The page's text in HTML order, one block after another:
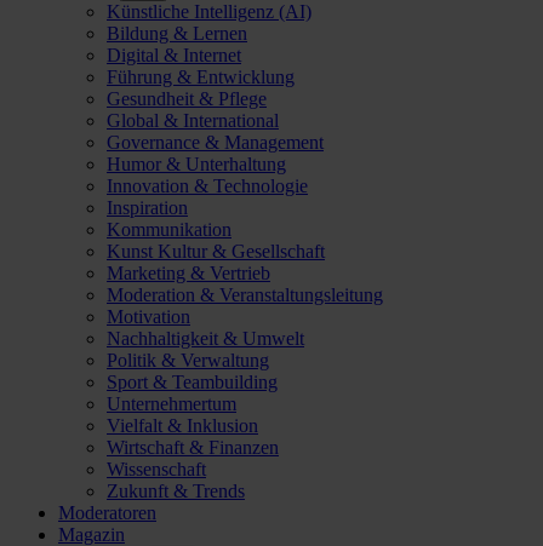
Künstliche Intelligenz (AI)
Bildung & Lernen
Digital & Internet
Führung & Entwicklung
Gesundheit & Pflege
Global & International
Governance & Management
Humor & Unterhaltung
Innovation & Technologie
Inspiration
Kommunikation
Kunst Kultur & Gesellschaft
Marketing & Vertrieb
Moderation & Veranstaltungsleitung
Motivation
Nachhaltigkeit & Umwelt
Politik & Verwaltung
Sport & Teambuilding
Unternehmertum
Vielfalt & Inklusion
Wirtschaft & Finanzen
Wissenschaft
Zukunft & Trends
Moderatoren
Magazin